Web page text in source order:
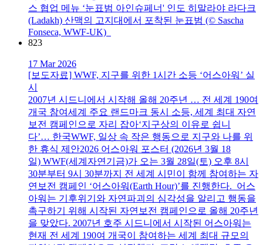
스 협업 메뉴 ‘눈표범 아인슈페너' 인도 히말라야 라다크
(Ladakh) 산맥의 고지대에서 포착된 눈표범 (© Sascha
Fonseca, WWF-UK)
823
17 Mar 2026
[보도자료] WWF, 지구를 위한 1시간 소등 ‘어스아워’ 실
시
2007년 시드니에서 시작해 올해 20주년 … 전 세계 190여
개국 참여세계 주요 랜드마크 동시 소등, 세계 최대 자연
보전 캠페인으로 자리 잡아‘지구상의 이유로 쉽니
다’… 한국WWF, 일상 속 작은 행동으로 지구와 나를 위
한 휴식 제안2026 어스아워 포스터 (2026년 3월 18
일) WWF(세계자연기금)가 오는 3월 28일(토) 오후 8시
30분부터 9시 30분까지 전 세계 시민이 함께 참여하는 자
연보전 캠페인 ‘어스아워(Earth Hour)’를 진행한다. 어스
아워는 기후위기와 자연파괴의 심각성을 알리고 행동을
촉구하기 위해 시작된 자연보전 캠페인으로 올해 20주년
을 맞았다. 2007년 호주 시드니에서 시작된 어스아워는
현재 전 세계 190여 개국이 참여하는 세계 최대 규모의